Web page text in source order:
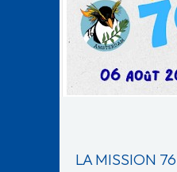
LA MISSION 76